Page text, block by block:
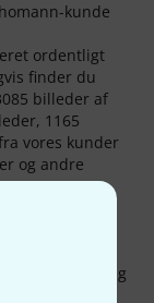
kunde
ordentligt
finder du
billeder af
1165
vores kunder
og andre
hos
og sampling